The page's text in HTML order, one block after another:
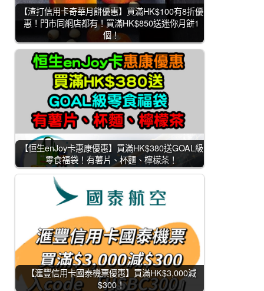
【渣打信用卡奇華月餅優惠】買滿HK$100有8折優
惠！門市同網店都有！買滿HK$850送迷你月餅1
個！
【恒生enJoy卡惠康優惠】買滿HK$380送GOAL級
零食福袋！有薯片、杯麵、檸檬茶！
【滙豐信用卡國泰機票優惠】買滿HK$3,000減
$300！